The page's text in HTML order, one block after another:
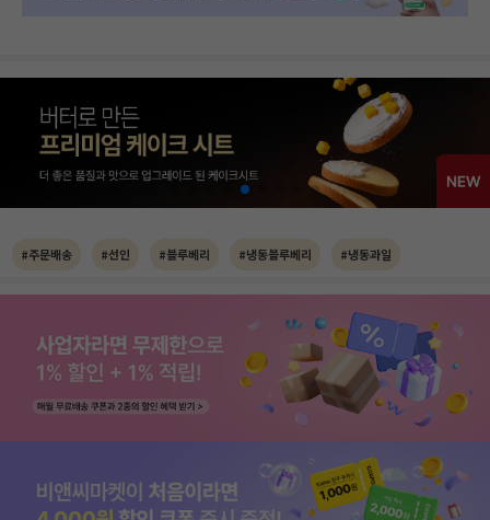
#주문배송 #선인 #블루베리 #냉동블루베리 #냉동과일